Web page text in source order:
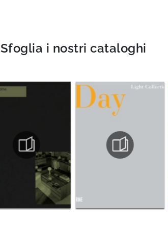
Sfoglia i nostri cataloghi